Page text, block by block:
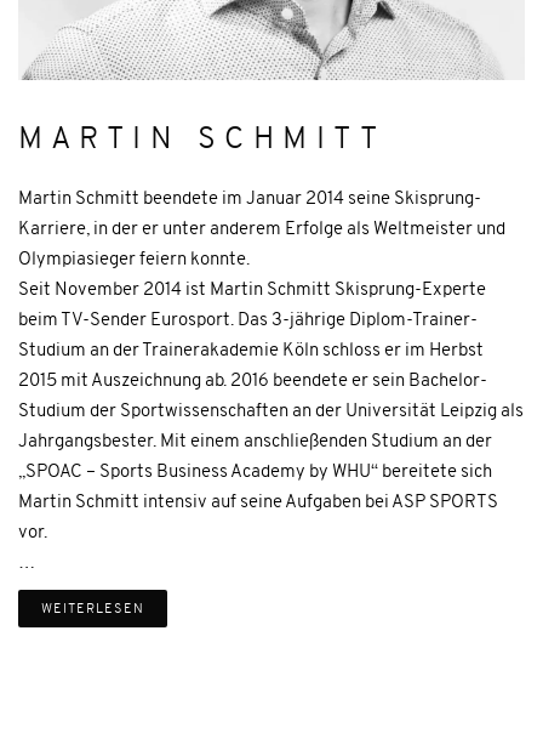
MARTIN SCHMITT
Martin Schmitt beendete im Januar 2014 seine Skisprung-
Karriere, in der er unter anderem Erfolge als Weltmeister und
Olympiasieger feiern konnte.
Seit November 2014 ist Martin Schmitt Skisprung-Experte
beim TV-Sender Eurosport. Das 3-jährige Diplom-Trainer-
Studium an der Trainerakademie Köln schloss er im Herbst
2015 mit Auszeichnung ab. 2016 beendete er sein Bachelor-
Studium der Sportwissenschaften an der Universität Leipzig als
Jahrgangsbester. Mit einem anschließenden Studium an der
„SPOAC – Sports Business Academy by WHU“ bereitete sich
Martin Schmitt intensiv auf seine Aufgaben bei ASP SPORTS
vor.
…
WEITERLESEN